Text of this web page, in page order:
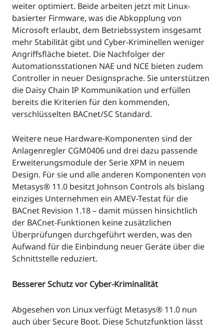
weiter optimiert. Beide arbeiten jetzt mit Linux-
basierter Firmware, was die Abkopplung von
Microsoft erlaubt, dem Betriebssystem insgesamt
mehr Stabilität gibt und Cyber-Kriminellen weniger
Angriffsfläche bietet. Die Nachfolger der
Automationsstationen NAE und NCE bieten zudem
Controller in neuer Designsprache. Sie unterstützen
die Daisy Chain IP Kommunikation und erfüllen
bereits die Kriterien für den kommenden,
verschlüsselten BACnet/SC Standard.
Weitere neue Hardware-Komponenten sind der
Anlagenregler CGM0406 und drei dazu passende
Erweiterungsmodule der Serie XPM in neuem
Design. Für sie und alle anderen Komponenten von
Metasys® 11.0 besitzt Johnson Controls als bislang
einziges Unternehmen ein AMEV-Testat für die
BACnet Revision 1.18 – damit müssen hinsichtlich
der BACnet-Funktionen keine zusätzlichen
Überprüfungen durchgeführt werden, was den
Aufwand für die Einbindung neuer Geräte über die
Schnittstelle reduziert.
Besserer Schutz vor Cyber-Kriminalität
Abgesehen von Linux verfügt Metasys® 11.0 nun
auch über Secure Boot. Diese Schutzfunktion lässt